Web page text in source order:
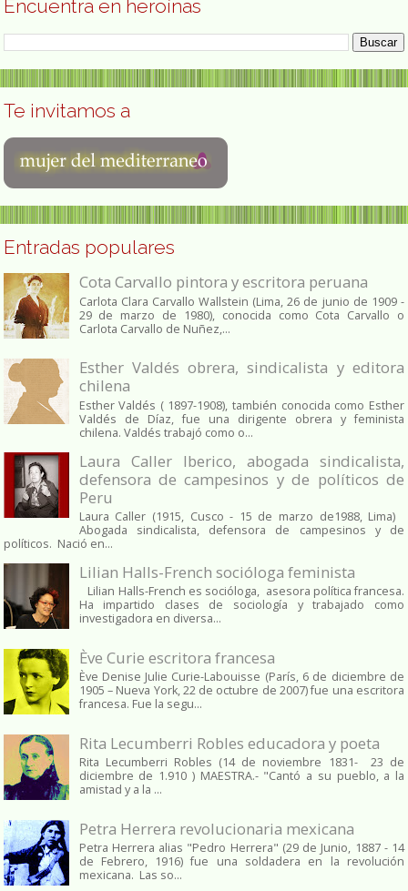
Encuentra en heroínas
Te invitamos a
Entradas populares
Cota Carvallo pintora y escritora peruana
Carlota Clara Carvallo Wallstein (Lima, 26 de junio de 1909 -
29 de marzo de 1980), conocida como Cota Carvallo o
Carlota Carvallo de Nuñez,...
Esther Valdés obrera, sindicalista y editora
chilena
Esther Valdés ( 1897-1908), también conocida como Esther
Valdés de Díaz, fue una dirigente obrera y feminista
chilena. Valdés trabajó como o...
Laura Caller Iberico, abogada sindicalista,
defensora de campesinos y de políticos de
Peru
Laura Caller (1915, Cusco - 15 de marzo de1988, Lima)
Abogada sindicalista, defensora de campesinos y de
políticos. Nació en...
Lilian Halls-French socióloga feminista
Lilian Halls-French es socióloga, asesora política francesa.
Ha impartido clases de sociología y trabajado como
investigadora en diversa...
Ève Curie escritora francesa
Ève Denise Julie Curie-Labouisse (París, 6 de diciembre de
1905 – Nueva York, 22 de octubre de 2007) fue una escritora
francesa. Fue la segu...
Rita Lecumberri Robles educadora y poeta
Rita Lecumberri Robles (14 de noviembre 1831- 23 de
diciembre de 1.910 ) MAESTRA.- "Cantó a su pueblo, a la
amistad y a la ...
Petra Herrera revolucionaria mexicana
Petra Herrera alias "Pedro Herrera" (29 de Junio, 1887 - 14
de Febrero, 1916) fue una soldadera en la revolución
mexicana. Las so...